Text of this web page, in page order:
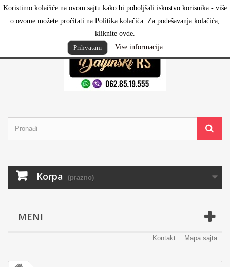
Koristimo kolačiće na ovom sajtu kako bi poboljšali iskustvo korisnika - više
o ovome možete pročitati na Politika kolačića. Za podešavanja kolačića,
kliknite ovde.
Prihvatam
Vise informacija
Prijavi se
Korpa (prazno)
MENI
Kontakt Mapa sajta